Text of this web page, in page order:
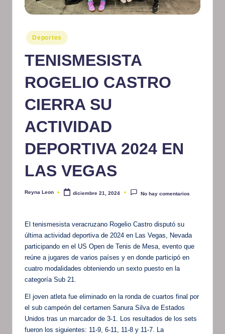
m
at
iv
o
Publicado
en
Deportes
TENISMESISTA
ROGELIO CASTRO
CIERRA SU
ACTIVIDAD
DEPORTIVA 2024 EN
LAS VEGAS
Publicado
Reyna Leon diciembre 21, 2024 No hay comentarios
El tenismesista veracruzano Rogelio Castro disputó su
última actividad deportiva de 2024 en Las Vegas, Nevada
participando en el US Open de Tenis de Mesa, evento que
reúne a jugares de varios países y en donde participó en
cuatro modalidades obteniendo un sexto puesto en la
categoría Sub 21.
El joven atleta fue eliminado en la ronda de cuartos final por
el sub campeón del certamen Sanura Silva de Estados
Unidos tras un marcador de 3-1. Los resultados de los sets
fueron los siguientes: 11-9, 6-11, 11-8 y 11-7. La